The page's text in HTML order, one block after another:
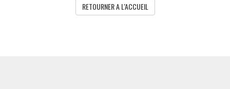
RETOURNER A L'ACCUEIL